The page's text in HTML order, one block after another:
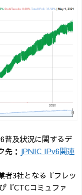
普及状況に関するデ
先： JPNIC IPv6関連
者3社となる『フレッ
『CTCコミュファ